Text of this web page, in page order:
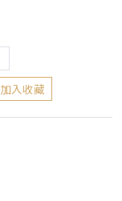
加入收藏